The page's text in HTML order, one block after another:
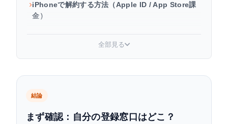
iPhoneで解約する方法（Apple ID / App Store課
金）
ドコモ経由（爆アゲセレクション）の解約方法
全部見る
結論
まず確認：自分の登録窓口はどこ？